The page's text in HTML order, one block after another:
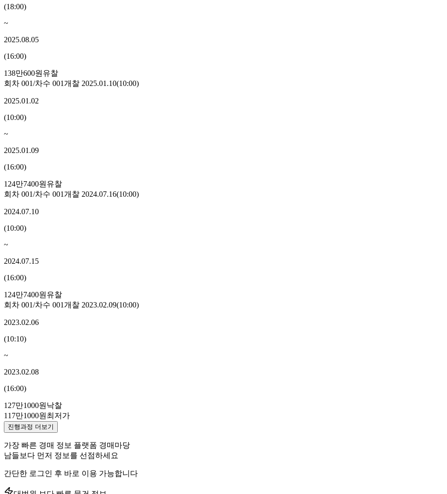
(18:00)
~
2025.08.05
(16:00)
138만600원 유찰
회차 001/차수 001개찰 2025.01.10(10:00)
2025.01.02
(10:00)
~
2025.01.09
(16:00)
124만7400원 유찰
회차 001/차수 001개찰 2024.07.16(10:00)
2024.07.10
(10:00)
~
2024.07.15
(16:00)
124만7400원 유찰
회차 001/차수 001개찰 2023.02.09(10:00)
2023.02.06
(10:10)
~
2023.02.08
(16:00)
127만1000원 낙찰
117만1000원 최저가
진행과정 더보기
가장 빠른 경매 정보 플랫폼 경매마당
남들보다 먼저 정보를 선점하세요
간단한 로그인 후 바로 이용 가능합니다